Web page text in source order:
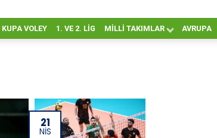
KUPA VOLEY 1. VE 2. LIG MILLI TAKIMLAR AVRUPA
21
NIS